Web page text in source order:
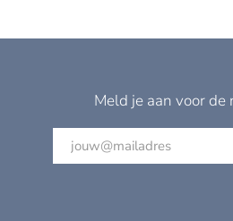
Meld je aan voor de